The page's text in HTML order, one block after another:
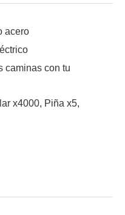
acero
caminas con tu
x4000, Piña x5,